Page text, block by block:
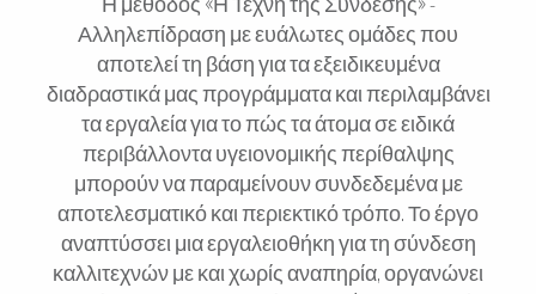
Αλληλεπίδραση με ευάλωτες ομάδες που
αποτελεί τη βάση για τα εξειδικευμένα
διαδραστικά μας προγράμματα και περιλαμβάνει
τα εργαλεία για το πώς τα άτομα σε ειδικά
περιβάλλοντα υγειονομικής περίθαλψης
μπορούν να παραμείνουν συνδεδεμένα με
αποτελεσματικό και περιεκτικό τρόπο. Το έργο
αναπτύσσει μια εργαλειοθήκη για τη σύνδεση
καλλιτεχνών με και χωρίς αναπηρία, οργανώνει